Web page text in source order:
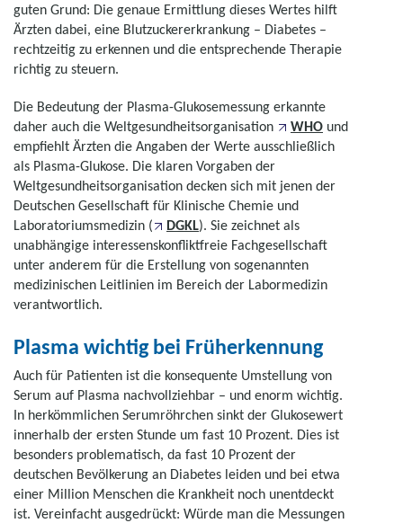
guten Grund: Die genaue Ermittlung dieses Wertes hilft
Ärzten dabei, eine Blutzuckererkrankung – Diabetes –
rechtzeitig zu erkennen und die entsprechende Therapie
richtig zu steuern.
Die Bedeutung der Plasma-Glukosemessung erkannte
daher auch die Weltgesundheitsorganisation
WHO und
empfiehlt Ärzten die Angaben der Werte ausschließlich
als Plasma-Glukose. Die klaren Vorgaben der
Weltgesundheitsorganisation decken sich mit jenen der
Deutschen Gesellschaft für Klinische Chemie und
Laboratoriumsmedizin (
DGKL). Sie zeichnet als
unabhängige interessenskonfliktfreie Fachgesellschaft
unter anderem für die Erstellung von sogenannten
medizinischen Leitlinien im Bereich der Labormedizin
verantwortlich.
Plasma wichtig bei Früherkennung
Auch für Patienten ist die konsequente Umstellung von
Serum auf Plasma nachvollziehbar – und enorm wichtig.
In herkömmlichen Serumröhrchen sinkt der Glukosewert
innerhalb der ersten Stunde um fast 10 Prozent. Dies ist
besonders problematisch, da fast 10 Prozent der
deutschen Bevölkerung an Diabetes leiden und bei etwa
einer Million Menschen die Krankheit noch unentdeckt
ist. Vereinfacht ausgedrückt: Würde man die Messungen